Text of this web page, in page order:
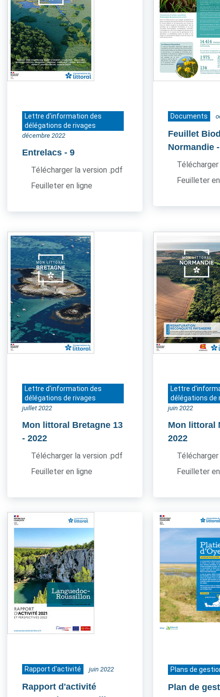
Lettre d'information des
délégations de rivages
décembre 2022
Entrelacs - 9
Télécharger la version .pdf
Feuilleter en ligne
Documents
Feuillet
Normandie
Feuilleter
Lettre d'information des
délégations de rivages
juillet 2022
Mon littoral Bretagne 13
- 2022
Télécharger la version .pdf
Feuilleter en ligne
Lettre
délégations de
juin 2022
Mon littoral
2022
Feuilleter
Rapport d'activité juin 2022
Rapport d'activité
Plans de
Plan de